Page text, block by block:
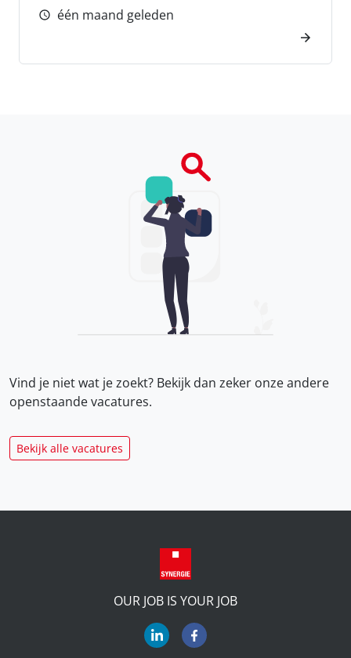
één maand geleden
Vind je niet wat je zoekt? Bekijk dan zeker onzeandere
openstaande vacatures.
Bekijk alle vacatures
OUR JOB IS YOUR JOB